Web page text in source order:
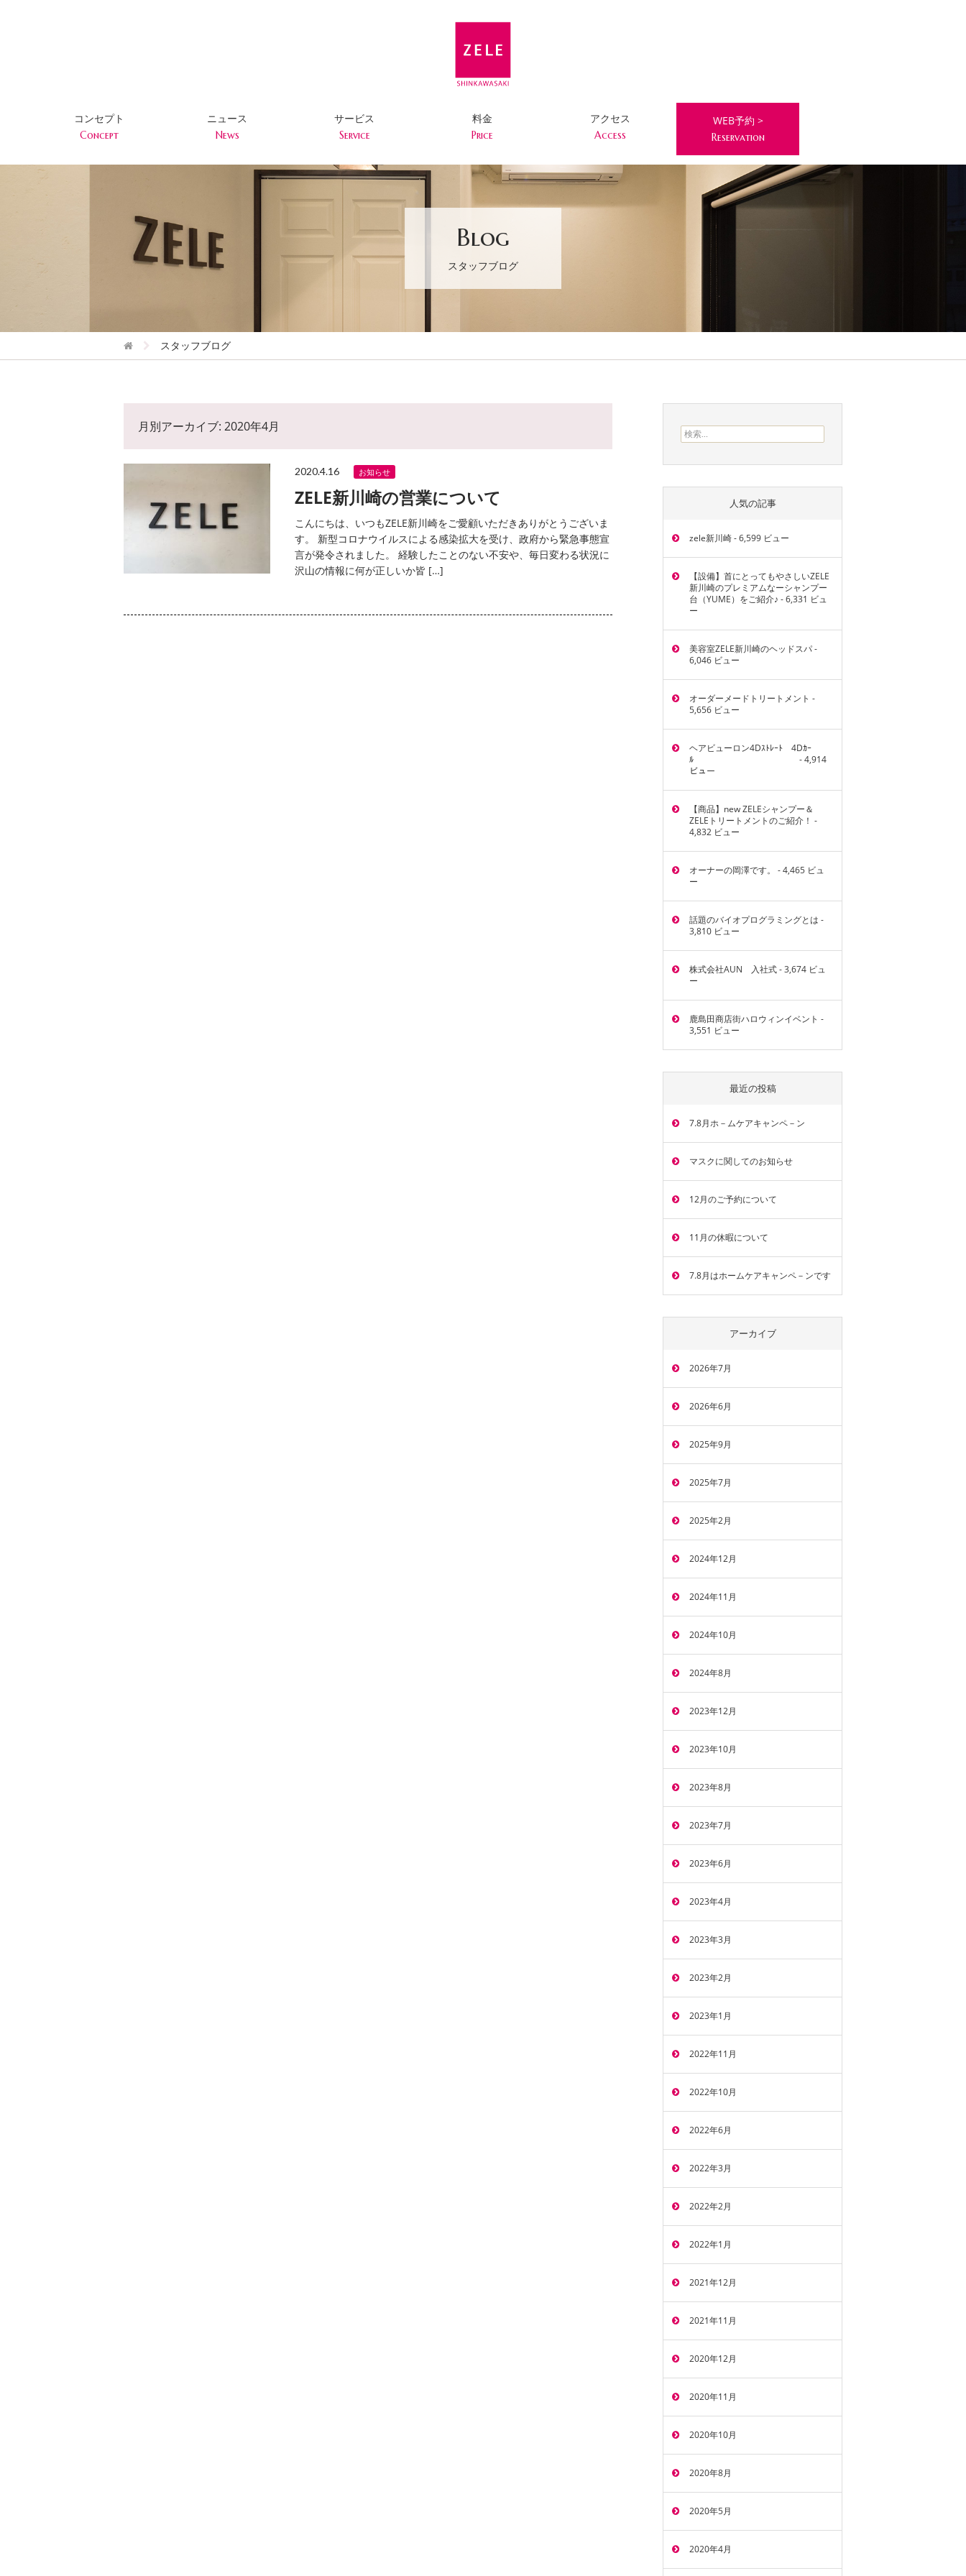
コンセプト
Concept
ニュース
News
サービス
Service
料金
Price
アクセス
Access
WEB予約 >
Reservation
Blog
スタッフブログ
スタッフブログ
月別アーカイブ: 2020年4月
2020.4.16 お知らせ
ZELE新川崎の営業について
こんにちは、いつもZELE新川崎をご愛顧いただきありがとうございま
す。 新型コロナウイルスによる感染拡大を受け、政府から緊急事態宣
言が発令されました。 経験したことのない不安や、毎日変わる状況に
沢山の情報に何が正しいか皆 […]
検索:
人気の記事
zele新川崎- 6,599 ビュー
【設備】首にとってもやさしいZELE
新川崎のプレミアムなーシャンプー
台（YUME）をご紹介♪ - 6,331 ビュ
ー
美容室ZELE新川崎のヘッドスパ-
6,046 ビュー
オーダーメードトリートメント -
5,656 ビュー
ヘアビューロン4Dｽﾄﾚｰﾄ 4Dｶｰ
ﾙ
- 4,914
ビュー
【商品】new ZELEシャンプー＆
ZELEトリートメントのご紹介！ -
4,832 ビュー
オーナーの岡澤です。
- 4,465 ビュ
ー
話題のバイオプログラミングとは -
3,810 ビュー
株式会社AUN 入社式- 3,674 ビュ
ー
鹿島田商店街ハロウィンイベント -
3,551 ビュー
最近の投稿
7.8月ホ－ムケアキャンペ－ン
マスクに関してのお知らせ
12月のご予約について
11月の休暇について
7.8月はホームケアキャンペ－ンです
アーカイブ
2026年7月
2026年6月
2025年9月
2025年7月
2025年2月
2024年12月
2024年11月
2024年10月
2024年8月
2023年12月
2023年10月
2023年8月
2023年7月
2023年6月
2023年4月
2023年3月
2023年2月
2023年1月
2022年11月
2022年10月
2022年6月
2022年3月
2022年2月
2022年1月
2021年12月
2021年11月
2020年12月
2020年11月
2020年10月
2020年8月
2020年5月
2020年4月